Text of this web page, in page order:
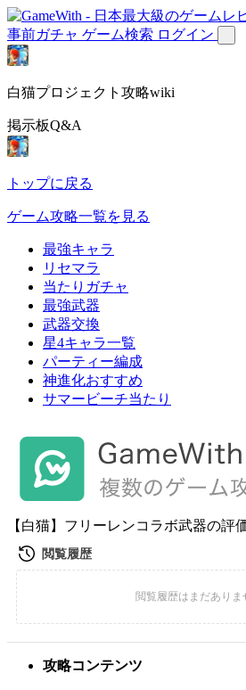
事前ガチャ ゲーム検索 ログイン
白猫プロジェクト攻略wiki
掲示板Q&A
トップに戻る
ゲーム攻略一覧を見る
最強キャラ
リセマラ
当たりガチャ
最強武器
武器交換
星4キャラ一覧
パーティー編成
神進化おすすめ
サマービーチ当たり
【白猫】フリーレンコラボ武器の評
攻略コンテンツ